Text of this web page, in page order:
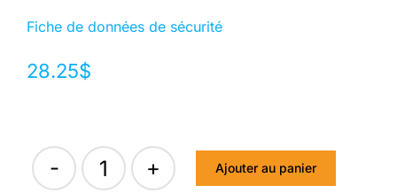
Fiche de données de sécurité
28.25$
quantité
Ajouter au panier